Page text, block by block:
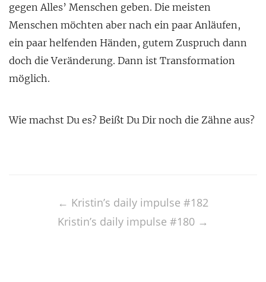
gegen Alles’ Menschen geben. Die meisten
Menschen möchten aber nach ein paar Anläufen,
ein paar helfenden Händen, gutem Zuspruch dann
doch die Veränderung. Dann ist Transformation
möglich.
Wie machst Du es? Beißt Du Dir noch die Zähne aus?
navigation
← Kristin’s daily impulse #182
Kristin’s daily impulse #180 →